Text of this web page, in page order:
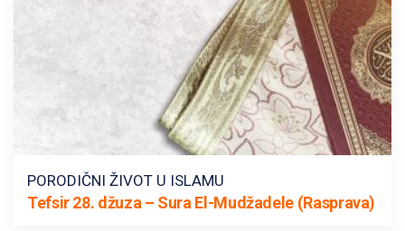
PORODIČNI ŽIVOT U ISLAMU
Tefsir 28. džuza – Sura El-Mudžadele (Rasprava)